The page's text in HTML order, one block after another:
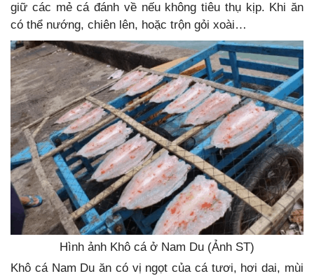
giữ các mẻ cá đánh về nếu không tiêu thụ kịp. Khi ăn
có thể nướng, chiên lên, hoặc trộn gỏi xoài…
Hình ảnh Khô cá ở Nam Du (Ảnh ST)
Khô cá Nam Du ăn có vị ngọt của cá tươi, hơi dai, mùi